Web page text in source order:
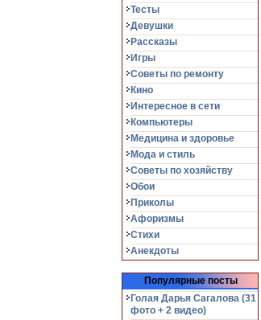
Тесты
Девушки
Рассказы
Игры
Советы по ремонту
Кино
Интересное в сети
Компьютеры
Медицина и здоровье
Мода и стиль
Советы по хозяйству
Обои
Приколы
Афоризмы
Стихи
Анекдоты
Популярные посты
Голая Дарья Сагалова (31
фото + 2 видео)